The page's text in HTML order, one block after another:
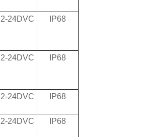
24DVC IP68
24DVC IP68
24DVC IP68
24DVC IP68